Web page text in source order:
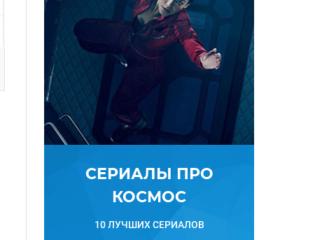
СЕРИАЛЫ ПРО
КОСМОС
10 ЛУЧШИХ СЕРИАЛОВ